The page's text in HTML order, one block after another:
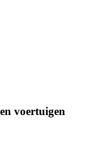
voertuigen